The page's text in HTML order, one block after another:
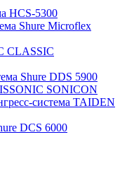
HCS-5300
Shure Microflex
CLASSIC
Shure DDS 5900
SONICON
система TAIDEN
DCS 6000